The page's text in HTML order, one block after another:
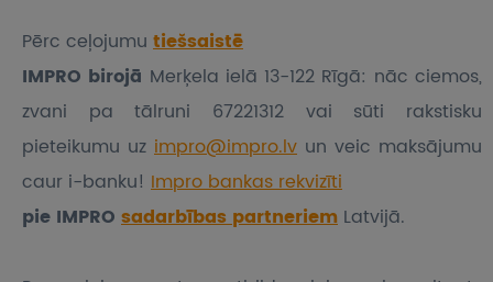
Pērc ceļojumu tiešsaistē
IMPRO birojā Merķela ielā 13-122 Rīgā: nāc ciemos,
zvani pa tālruni 67221312 vai sūti rakstisku
pieteikumu uz impro@impro.lv un veic maksājumu
caur i-banku! Impro bankas rekvizīti
pie IMPRO sadarbības partneriem Latvijā.